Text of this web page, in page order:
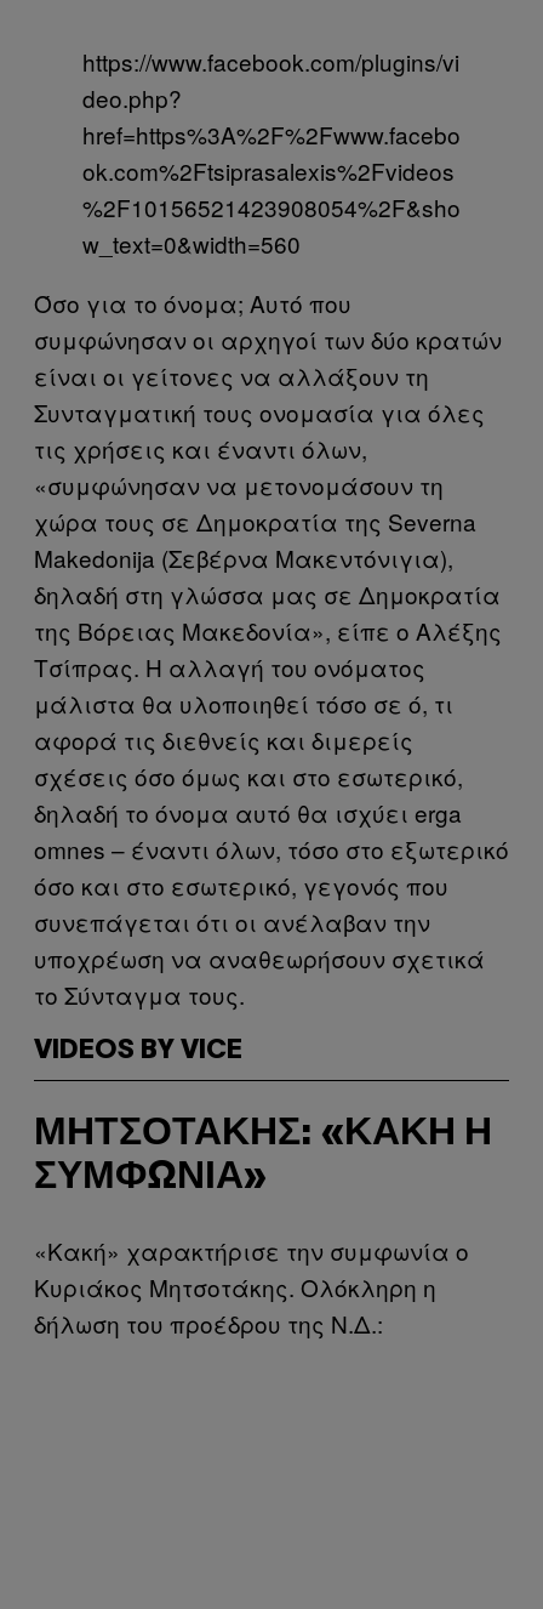
https://www.facebook.com/plugins/vi
deo.php?
href=https%3A%2F%2Fwww.facebo
ok.com%2Ftsiprasalexis%2Fvideos
%2F10156521423908054%2F&sho
w_text=0&width=560
Όσο για το όνομα; Αυτό που
συμφώνησαν οι αρχηγοί των δύο κρατών
είναι οι γείτονες να αλλάξουν τη
Συνταγματική τους ονομασία για όλες
τις χρήσεις και έναντι όλων,
«συμφώνησαν να μετονομάσουν τη
χώρα τους σε Δημοκρατία της Severna
Makedonija (Σεβέρνα Μακεντόνιγια),
δηλαδή στη γλώσσα μας σε Δημοκρατία
της Βόρειας Μακεδονία», είπε ο Αλέξης
Τσίπρας. Η αλλαγή του ονόματος
μάλιστα θα υλοποιηθεί τόσο σε ό, τι
αφορά τις διεθνείς και διμερείς
σχέσεις όσο όμως και στο εσωτερικό,
δηλαδή το όνομα αυτό θα ισχύει erga
omnes – έναντι όλων, τόσο στο εξωτερικό
όσο και στο εσωτερικό, γεγονός που
συνεπάγεται ότι οι ανέλαβαν την
υποχρέωση να αναθεωρήσουν σχετικά
το Σύνταγμα τους.
VIDEOS BY VICE
ΜΗΤΣΟΤΆΚΗΣ: «ΚΑΚΉ Η
ΣΥΜΦΩΝΊΑ»
«Kακή» χαρακτήρισε την συμφωνία ο
Κυριάκος Μητσοτάκης. Ολόκληρη η
δήλωση του προέδρου της Ν.Δ.: